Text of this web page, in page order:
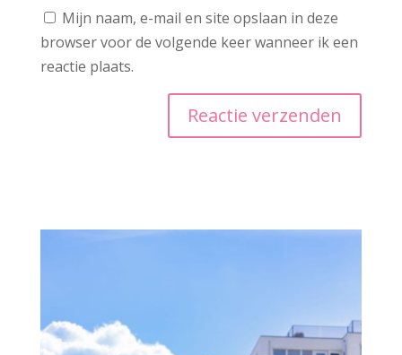
Mijn naam, e-mail en site opslaan in deze
browser voor de volgende keer wanneer ik een
reactie plaats.
i